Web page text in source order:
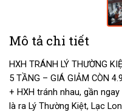
Mô tả chi tiết
HXH TRÁNH LÝ THƯỜNG
5 TẦNG – GIÁ GIẢM CÒN
+ HXH tránh nhau, gần
là ra Lý Thường Kiệt, Lạc